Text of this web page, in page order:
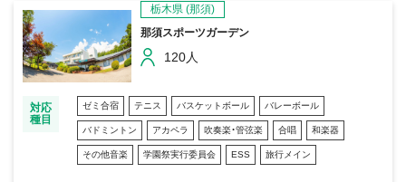
栃木県 (那須)
那須スポーツガーデン
120人
対応
種目
ゼミ合宿 テニス バスケットボール バレーボール
バドミントン アカペラ 吹奏楽・管弦楽 合唱 和楽器
その他音楽 学園祭実行委員会 ESS 旅行メイン